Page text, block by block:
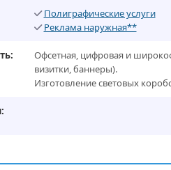
Полиграфические услуги
Реклама наружная**
Офсетная, цифровая и
визитки, баннеры).
Изготовление световых